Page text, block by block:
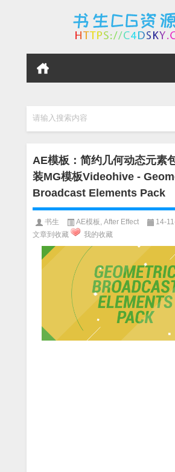
请输入搜索内容
AE模板：简约几何动态元素
装MG模板Videohive -
Broadcast Elements Pack
书生 AE模板 After Effect 14-
文章到收藏
我的收藏